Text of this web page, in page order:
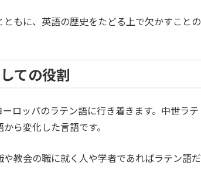
もに、英語の歴史をたどる上で欠かすことの
ての役割
ロッパのラテン語に行き着きます。中世ラテ
ら変化した言語です。
教会の職に就く人や学者であればラテン語だ